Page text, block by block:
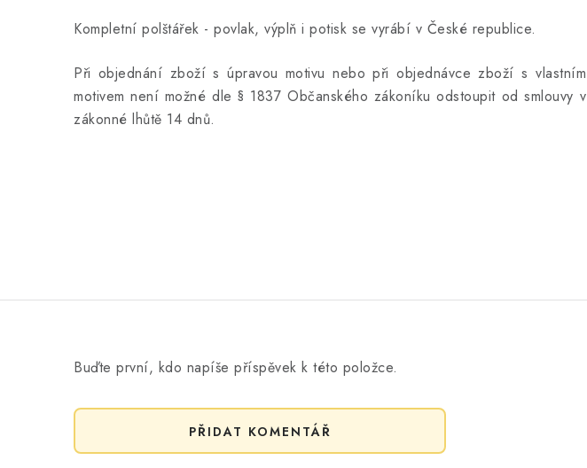
Kompletní polštářek - povlak, výplň i potisk se vyrábí v České republice.
Při objednání zboží s úpravou motivu nebo při objednávce zboží s vlastním
motivem není možné dle § 1837 Občanského zákoníku odstoupit od smlouvy v
zákonné lhůtě 14 dnů.
Buďte první, kdo napíše příspěvek k této položce.
PŘIDAT KOMENTÁŘ